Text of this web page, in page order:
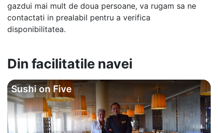
gazdui mai mult de doua persoane, va rugam sa ne
contactati in prealabil pentru a verifica
disponibilitatea.
Din facilitatile navei
Sushi on Five